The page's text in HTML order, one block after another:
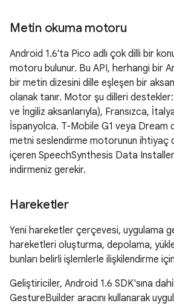
Metin okuma motoru
Android 1.6'ta Pico adlı çok dilli bir
motoru bulunur. Bu API, herhangi bir
bir metin dizesini dille eşleşen bir
olanak tanır. Motor şu dilleri
ve İngiliz aksanlarıyla), Fransızca,
İspanyolca. T-Mobile G1 veya Dream
metni seslendirme motorunun ihtiyaç
içeren SpeechSynthesis Data
indirmeniz gerekir.
Hareketler
Yeni hareketler çerçevesi, uygulama
hareketleri oluşturma, depolama,
bunları belirli işlemlerle ilişkilendirme
Geliştiriciler, Android 1.6 SDK'sına
GestureBuilder aracını kullanarak